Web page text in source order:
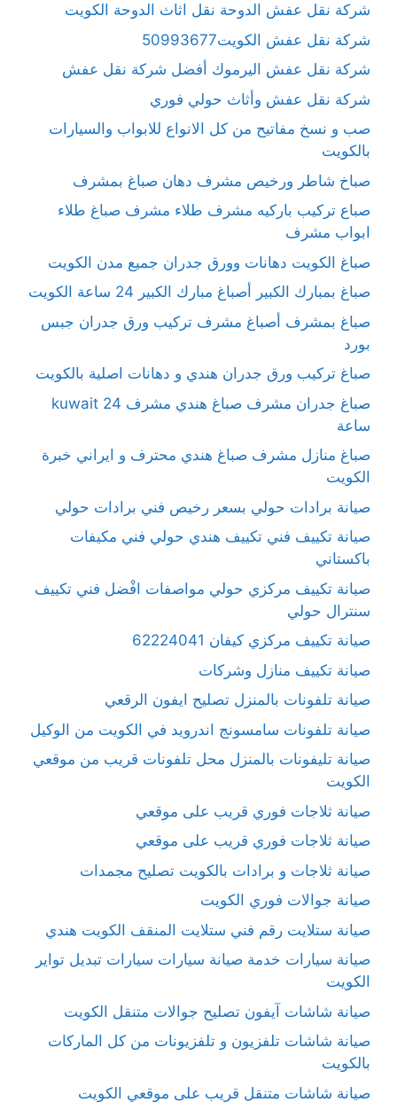
شركة نقل عفش الدوحة نقل اثاث الدوحة الكويت
شركة نقل عفش الكويت50993677
شركة نقل عفش اليرموك أفضل شركة نقل عفش
شركة نقل عفش وأثاث حولي فوري
صب و نسخ مفاتيح من كل الانواع للابواب والسيارات
بالكويت
صباخ شاطر ورخيص مشرف دهان صباغ بمشرف
صباع تركيب باركيه مشرف طلاء مشرف صباغ طلاء
ابواب مشرف
صباغ الكويت دهانات وورق جدران جميع مدن الكويت
صباغ بمبارك الكبير أصباغ مبارك الكبير 24 ساعة الكويت
صباغ بمشرف أصباغ مشرف تركيب ورق جدران جبس
بورد
صباغ تركيب ورق جدران هندي و دهانات اصلية بالكويت
صباغ جدران مشرف صباغ هندي مشرف kuwait 24
ساعة
صباغ منازل مشرف صباغ هندي محترف و ايراني خبرة
الكويت
صيانة برادات حولي بسعر رخيص فني برادات حولي
صيانة تكييف فني تكييف هندي حولي فني مكيفات
باكستاني
صيانة تكييف مركزي حولي مواصفات افْضل فني تكييف
سنترال حولي
صيانة تكييف مركزي كيفان 62224041
صيانة تكييف منازل وشركات
صيانة تلفونات بالمنزل تصليح ايفون الرقعي
صيانة تلفونات سامسونج اندرويد في الكويت من الوكيل
صيانة تليفونات بالمنزل محل تلفونات قريب من موقعي
الكويت
صيانة ثلاجات فوري قريب على موقعي
صيانة ثلاجات فوري قريب على موقعي
صيانة ثلاجات و برادات بالكويت تصليح مجمدات
صيانة جوالات فوري الكويت
صيانة ستلايت رقم فني ستلايت المنقف الكويت هندي
صيانة سيارات خدمة صيانة سيارات سيارات تبديل تواير
الكويت
صيانة شاشات آيفون تصليح جوالات متنقل الكويت
صيانة شاشات تلفزيون و تلفزيونات من كل الماركات
بالكويت
صيانة شاشات متنقل قريب على موقعي الكويت